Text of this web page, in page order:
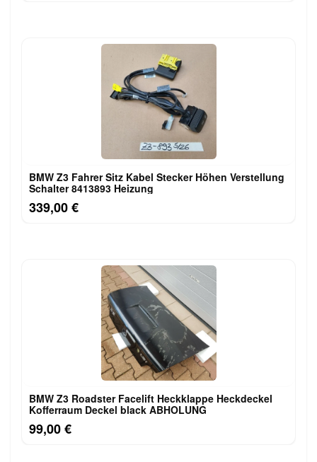
BMW Z3 Fahrer Sitz Kabel Stecker Höhen Verstellung
Schalter 8413893 Heizung
339,00 €
BMW Z3 Roadster Facelift Heckklappe Heckdeckel
Kofferraum Deckel black ABHOLUNG
99,00 €